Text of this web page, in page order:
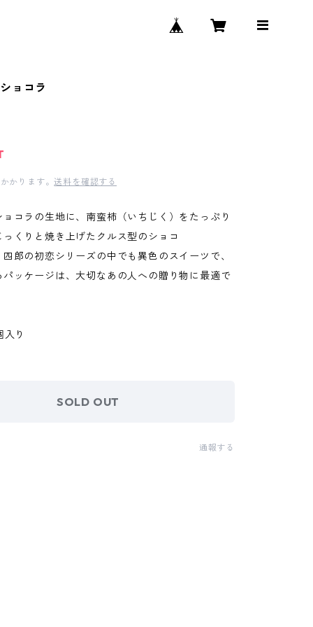
ョコラ
かります。送料を確認する
コラの生地に、南蛮柿（いちじく）をたっぷり
くりと焼き上げたクルス型のショコ
の初恋シリーズの中でも異色のスイーツで、
ッケージは、大切なあの人への贈り物に最適で
り
SOLD OUT
通報する